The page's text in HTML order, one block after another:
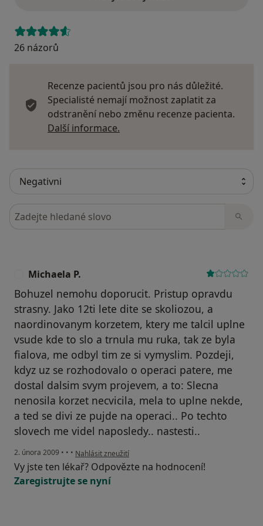
26 názorů
Recenze pacientů jsou pro nás důležité.
Specialisté nemají možnost zaplatit za
odstranění nebo změnu recenze pacienta.
Další informace.
Hledejte v názorech
Michaela P.
Bohuzel nemohu doporucit. Pristup opravdu
strasny. Jako 12ti lete dite se skoliozou, a
naordinovanym korzetem, ktery me talcil uplne
vsude kde to slo a trnula mu ruka, tak ze byla
fialova, me odbyl tim ze si vymyslim. Pozdeji,
kdyz uz se rozhodovalo o operaci patere, me
dostal dalsim svym projevem, a to: Slecna
nenosila korzet necvicila, mela to uplne nekde,
a ted se divi ze pujde na operaci.. Po techto
slovech me videl naposledy.. nastesti..
2. února 2009 • • • podle názoru uživatele Michaela P.
Nahlásit zneužití
Vy jste ten lékař? Odpovězte na hodnocení!
Zaregistrujte se nyní